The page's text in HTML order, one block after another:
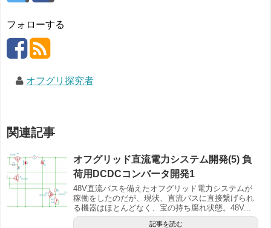
フォローする
オフグリ探究者
関連記事
オフグリッド直流電力システム開発(5) 負
荷用DCDCコンバータ開発1
48V直流バスを備えたオフグリッド電力システムが
稼働をしたのだが、現状、直流バスに直接繋げられ
る機器はほとんどなく、宝の持ち腐れ状態。48V...
記事を読む